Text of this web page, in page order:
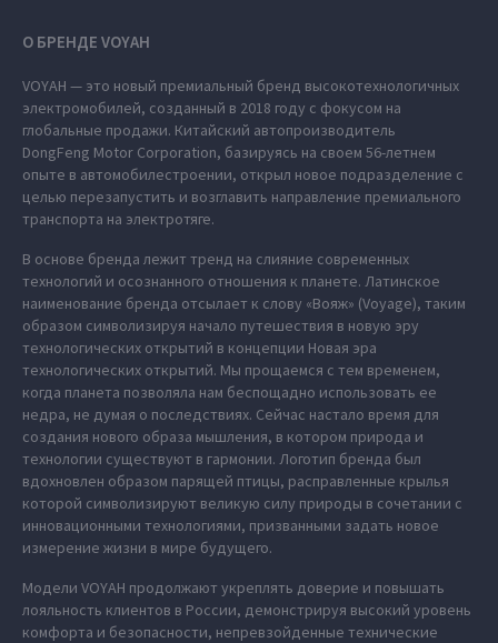
О БРЕНДЕ VOYAH
VOYAH — это новый премиальный бренд высокотехнологичных
электромобилей, созданный в 2018 году с фокусом на
глобальные продажи. Китайский автопроизводитель
DongFeng Motor Corporation, базируясь на своем 56-летнем
опыте в автомобилестроении, открыл новое подразделение с
целью перезапустить и возглавить направление премиального
транспорта на электротяге.
В основе бренда лежит тренд на слияние современных
технологий и осознанного отношения к планете. Латинское
наименование бренда отсылает к слову «Вояж» (Voyage), таким
образом символизируя начало путешествия в новую эру
технологических открытий в концепции Новая эра
технологических открытий. Мы прощаемся с тем временем,
когда планета позволяла нам беспощадно использовать ее
недра, не думая о последствиях. Сейчас настало время для
создания нового образа мышления, в котором природа и
технологии существуют в гармонии. Логотип бренда был
вдохновлен образом парящей птицы, расправленные крылья
которой символизируют великую силу природы в сочетании с
инновационными технологиями, призванными задать новое
измерение жизни в мире будущего.
Модели VOYAH продолжают укреплять доверие и повышать
лояльность клиентов в России, демонстрируя высокий уровень
комфорта и безопасности, непревзойденные технические